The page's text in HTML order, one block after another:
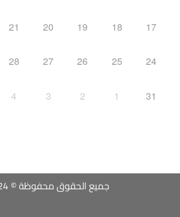
17
18
19
20
21
24
25
26
27
28
31
1
2
3
4
جميع الحقوق محفوظة © 2024